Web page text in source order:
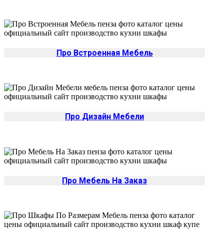
Про Встроенная Мебель
Про Дизайн Мебели
Про Мебель На Заказ